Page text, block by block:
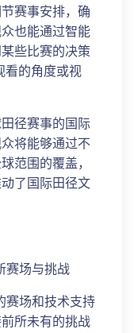
赛事安排，确
也能通过智能
些比赛的决策
看的角度或视
径赛事的国际
将能够通过不
范围的覆盖，
了国际田径文
赛场和技术支持
所未有的挑战